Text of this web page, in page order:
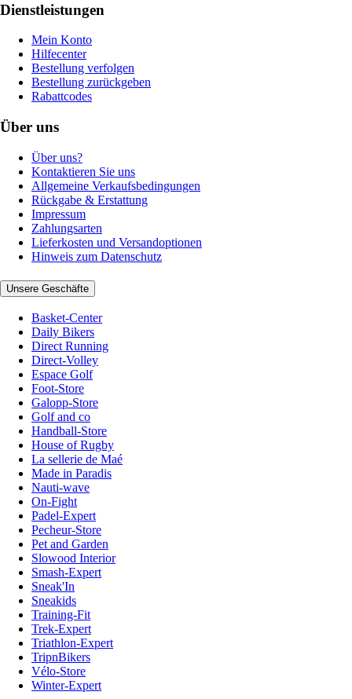
Dienstleistungen
Mein Konto
Hilfecenter
Bestellung verfolgen
Bestellung zurückgeben
Rabattcodes
Über uns
Über uns?
Kontaktieren Sie uns
Allgemeine Verkaufsbedingungen
Rückgabe & Erstattung
Impressum
Zahlungsarten
Lieferkosten und Versandoptionen
Hinweis zum Datenschutz
Unsere Geschäfte
Basket-Center
Daily Bikers
Direct Running
Direct-Volley
Espace Golf
Foot-Store
Galopp-Store
Golf and co
Handball-Store
House of Rugby
La sellerie de Maé
Made in Paradis
Nauti-wave
On-Fight
Padel-Expert
Pecheur-Store
Pet and Garden
Slowood Interior
Smash-Expert
Sneak'In
Sneakids
Training-Fit
Trek-Expert
Triathlon-Expert
TripnBikers
Vélo-Store
Winter-Expert